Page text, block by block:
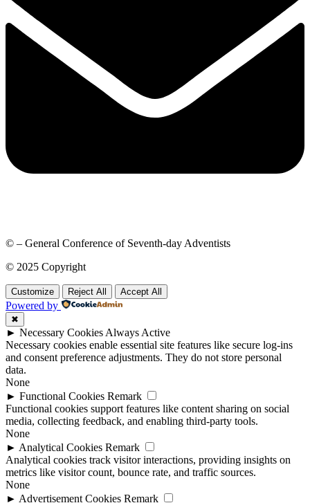
© – General Conference of Seventh-day Adventists
© 2025 Copyright
Customize Reject All Accept All
Powered by
✖
► Necessary Cookies Always Active
Necessary cookies enable essential site features like secure log-ins
and consent preference adjustments. They do not store personal
data.
None
► Functional Cookies Remark
Functional cookies support features like content sharing on social
media, collecting feedback, and enabling third-party tools.
None
► Analytical Cookies Remark
Analytical cookies track visitor interactions, providing insights on
metrics like visitor count, bounce rate, and traffic sources.
None
► Advertisement Cookies Remark